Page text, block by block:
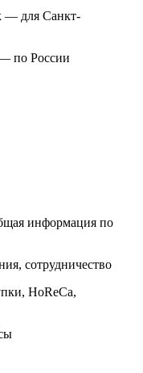
— для Санкт-
по России
информация по
сотрудничество
HoReCa,